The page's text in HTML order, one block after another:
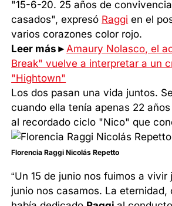
"15-6-20. 25 años de
casados", expresó Raggi en el
varios corazones color rojo.
Leer más► Amaury Nolasco, el
Break" vuelve a interpretar a un
"Hightown"
Los dos pasan una vida juntos.
cuando ella tenía apenas 22
al recordado ciclo "Nico" que
Florencia Raggi Nicolás Repetto
“Un 15 de junio nos fuimos a vivir
junio nos casamos. La eternidad,